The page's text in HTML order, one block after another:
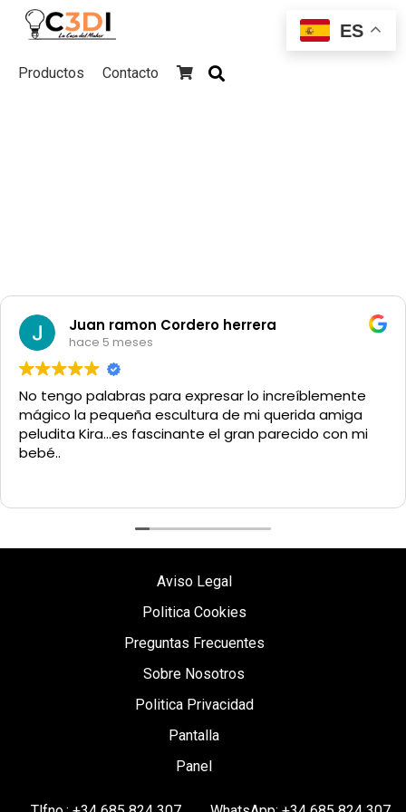
Productos Contacto
ES
Juan ramon Cordero herrera
hace 5 meses
No tengo palabras para expresar lo increíblemente
mágico la pequeña escultura de mi querida amiga
peludita Kira...es fascinante el gran parecido con mi
bebé..
Aviso Legal
Politica Cookies
Preguntas Frecuentes
Sobre Nosotros
Politica Privacidad
Pantalla
Panel